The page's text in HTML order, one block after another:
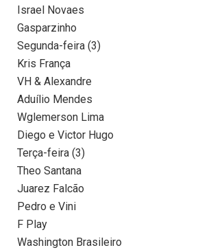
Israel Novaes
Gasparzinho
Segunda-feira (3)
Kris França
VH & Alexandre
Aduílio Mendes
Wglemerson Lima
Diego e Victor Hugo
Terça-feira (3)
Theo Santana
Juarez Falcão
Pedro e Vini
F Play
Washington Brasileiro